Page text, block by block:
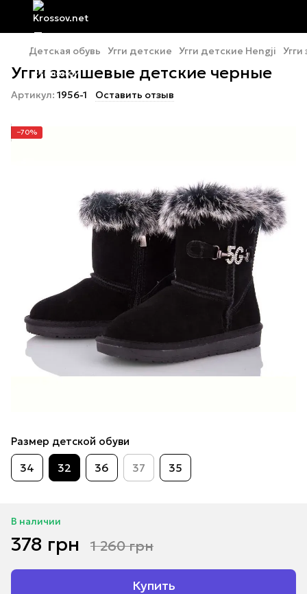
Детская обувь Угги детские Угги детские Hengji
Угги замшевые детские черные
Артикул: 1956-1 Оставить отзыв
−70%
Размер детской обуви
34 32 36 37 35
В наличии
378 грн 1 260 грн
Купить